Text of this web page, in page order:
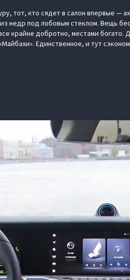
тот, кто сядет в салон впервые —
недр под лобовым стеклом. Вещь
крайне добротно, местами богато.
Единственное, и тут